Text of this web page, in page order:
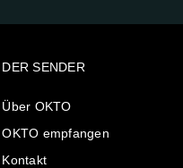
DER SENDER
Über OKTO
OKTO empfangen
Kontakt